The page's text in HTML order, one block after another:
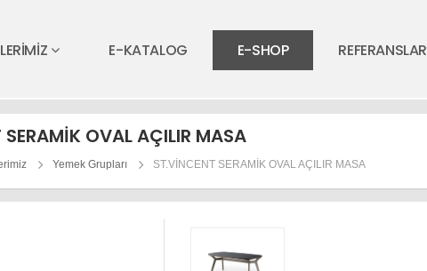
E-KATALOG E-SHOP REFERANSLAR
OVAL AÇILIR MASA
Yemek Grupları ST.VİNCENT SERAMİK OVAL AÇILIR MASA